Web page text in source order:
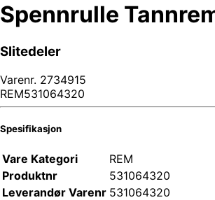
Spennrulle
Slitedeler
Varenr. 2734915
REM531064320
Spesifikasjon
Vare Kategori
REM
Produktnr
531064320
Leverandør Varenr 531064320